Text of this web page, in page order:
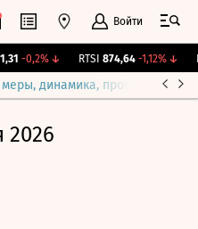
Войти
-0,2%↓ RTSI 874,64 -1,12%↓
динамика, прогнозы
2026